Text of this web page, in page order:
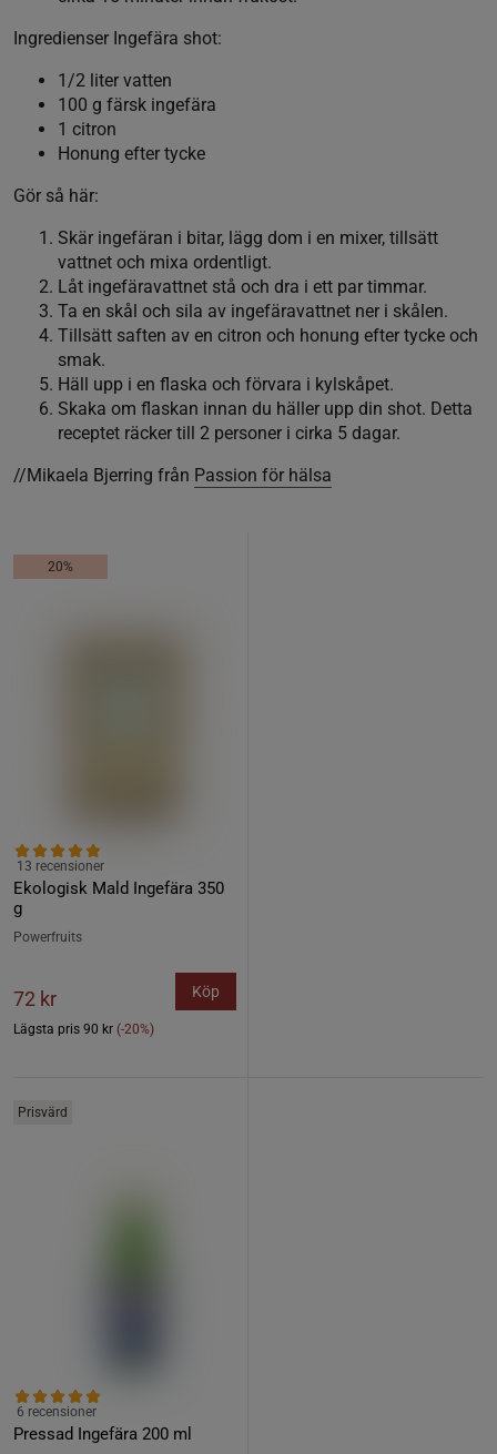
Ingredienser Ingefära shot:
1/2 liter vatten
100 g färsk ingefära
1 citron
Honung efter tycke
Gör så här:
Skär ingefäran i bitar, lägg dom i en mixer, tillsätt
vattnet och mixa ordentligt.
Låt ingefäravattnet stå och dra i ett par timmar.
Ta en skål och sila av ingefäravattnet ner i skålen.
Tillsätt saften av en citron och honung efter tycke och
smak.
Häll upp i en flaska och förvara i kylskåpet.
Skaka om flaskan innan du häller upp din shot. Detta
receptet räcker till 2 personer i cirka 5 dagar.
//Mikaela Bjerring från Passion för hälsa
20%
Ekologisk Mald Ingefära 350
g
13 recensioner
Powerfruits
72 kr
Lägsta pris 90 kr (-20%)
Köp
Prisvärd
Pressad Ingefära 200 ml
6 recensioner